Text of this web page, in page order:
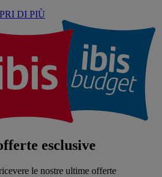
DI PIÙ
esclusive
le nostre ultime offerte